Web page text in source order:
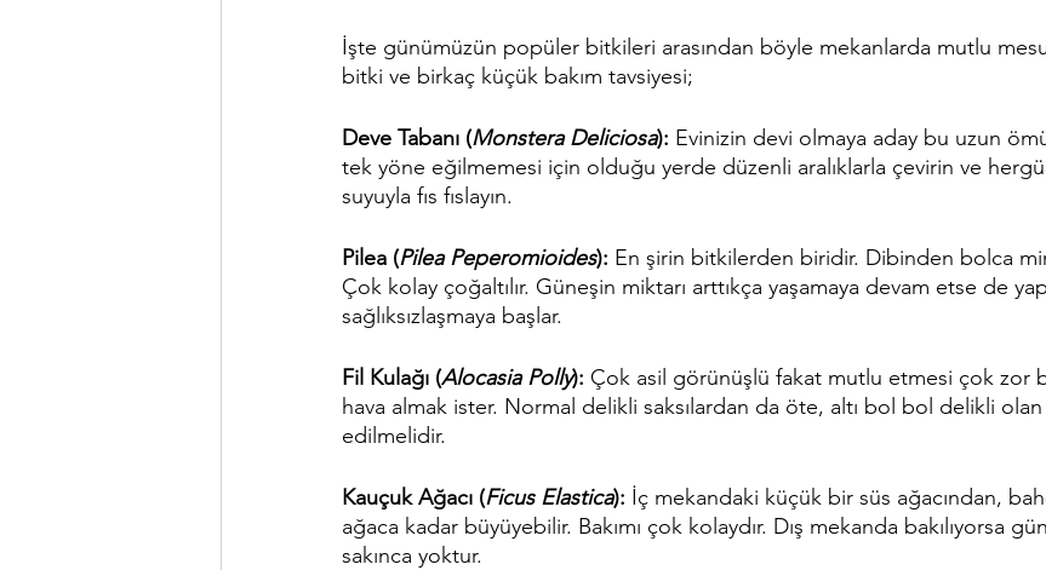
İşte günümüzün popüler bitkileri arasından böyle mekanlarda mutlu
bitki ve birkaç küçük bakım tavsiyesi;
Deve Tabanı (Monstera Deliciosa): Evinizin devi olmaya aday bu uzun
tek yöne eğilmemesi için olduğu yerde düzenli aralıklarla çevirin ve
suyuyla fıs fıslayın.
Pilea (Pilea Peperomioides): En şirin bitkilerden biridir. Dibinden bolca
Çok kolay çoğaltılır. Güneşin miktarı arttıkça yaşamaya devam etse de
sağlıksızlaşmaya başlar.
Fil Kulağı (Alocasia Polly): Çok asil görünüşlü fakat mutlu etmesi çok zor
hava almak ister. Normal delikli saksılardan da öte, altı bol bol delikli olan
edilmelidir.
Kauçuk Ağacı (Ficus Elastica): İç mekandaki küçük bir süs ağacından,
ağaca kadar büyüyebilir. Bakımı çok kolaydır. Dış mekanda bakılıyorsa
sakınca yoktur.